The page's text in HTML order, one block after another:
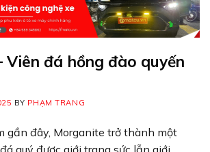
Viên đá hồng đào quyến
BY PHẠM TRANG
gần đây, Morganite trở thành một
quý được giới trang sức lẫn giới